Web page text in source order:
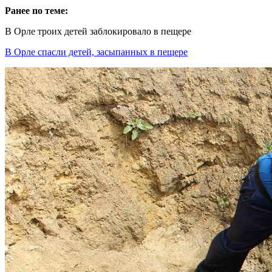
Ранее по теме:
В Орле троих детей заблокировало в пещере
В Орле спасли детей, засыпанных в пещере